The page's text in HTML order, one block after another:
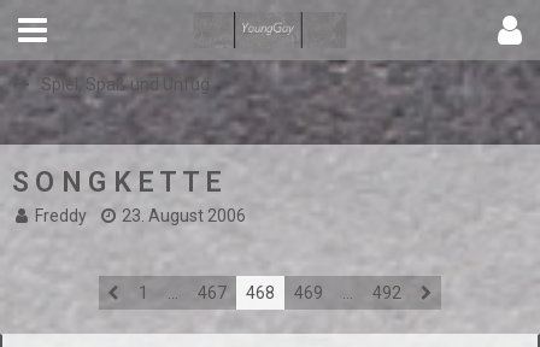
Spiel, Spaß und Unfug
S O N G K E T T E
Freddy 23. August 2006
1 467 468 469 492